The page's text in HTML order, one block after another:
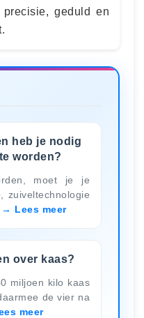
geduld en
heb je nodig
worden?
moet je je
zuiveltechnologie
Lees meer
over kaas?
miljoen kilo kaas
de vier na
meer